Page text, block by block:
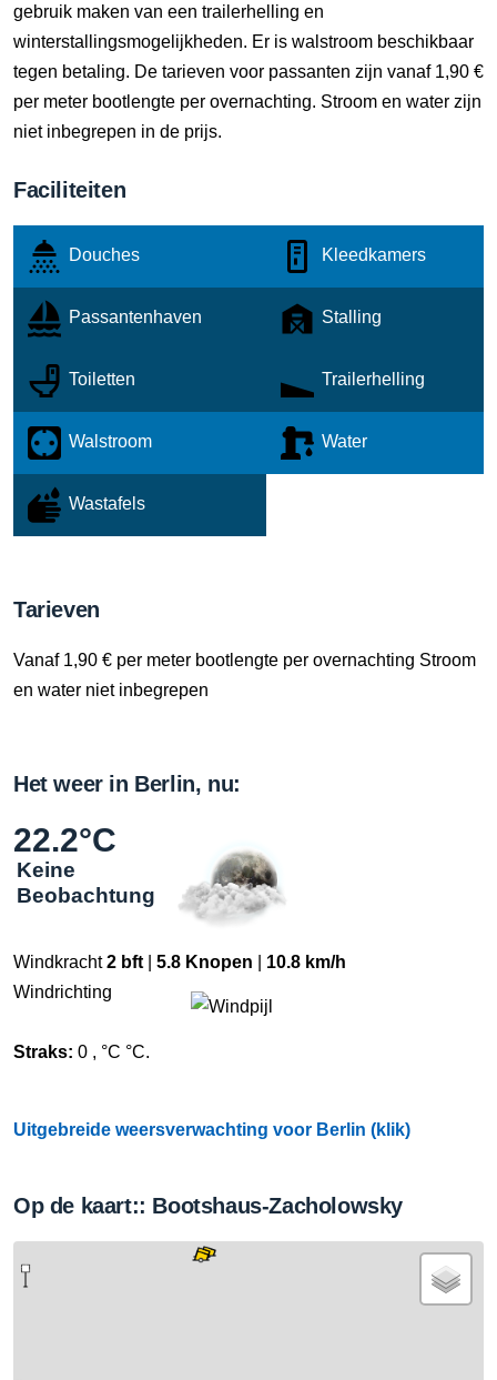
gebruik maken van een trailerhelling en
winterstallingsmogelijkheden. Er is walstroom beschikbaar
tegen betaling. De tarieven voor passanten zijn vanaf 1,90 €
per meter bootlengte per overnachting. Stroom en water zijn
niet inbegrepen in de prijs.
Faciliteiten
Douches Kleedkamers
Passantenhaven Stalling
Toiletten Trailerhelling
Walstroom Water
Wastafels
Tarieven
Vanaf 1,90 € per meter bootlengte per overnachting Stroom
en water niet inbegrepen
Het weer in Berlin, nu:
22.2°C
Keine
Beobachtung
Windkracht2 bft 5.8 Knopen
10.8 km/h
Windrichting
Straks: 0 , °C °C.
Uitgebreide weersverwachting voor Berlin (klik)
Op de kaart:: Bootshaus-Zacholowsky